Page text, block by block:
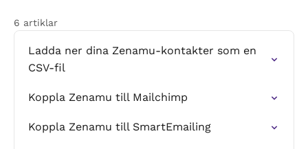
6 artiklar
Ladda ner dina Zenamu-kontakter som en
CSV-fil
Koppla Zenamu till Mailchimp
Koppla Zenamu till SmartEmailing